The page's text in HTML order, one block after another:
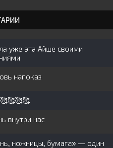
уже эта Айше своими
напоказ
внутри нас
ножницы, бумага» — один